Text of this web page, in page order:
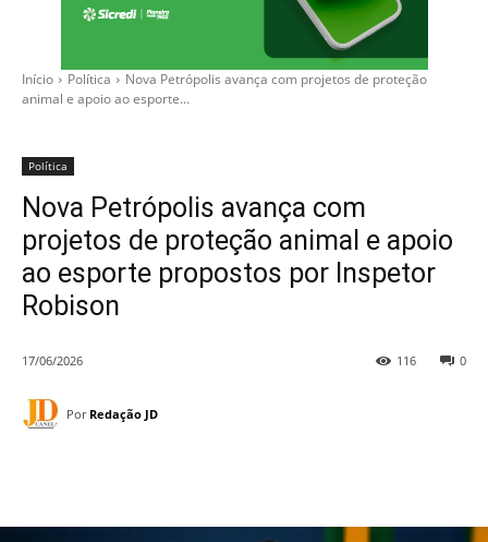
Início Política
Nova Petrópolis avança com projetos de proteção
animal e apoio ao esporte...
Política
Nova Petrópolis avança com
projetos de proteção animal e apoio
ao esporte propostos por Inspetor
Robison
17/06/2026 0
116
Por Redação JD